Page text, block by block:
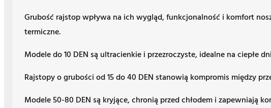
Grubość rajstop wpływa na ich wygląd, funkcjonalność i komfort
termiczne.
Modele do 10 DEN są ultracienkie i przezroczyste, idealne na ciepłe
Rajstopy o grubości od 15 do 40 DEN stanowią kompromis między
Modele 50-80 DEN są kryjące, chronią przed chłodem i zapewniają